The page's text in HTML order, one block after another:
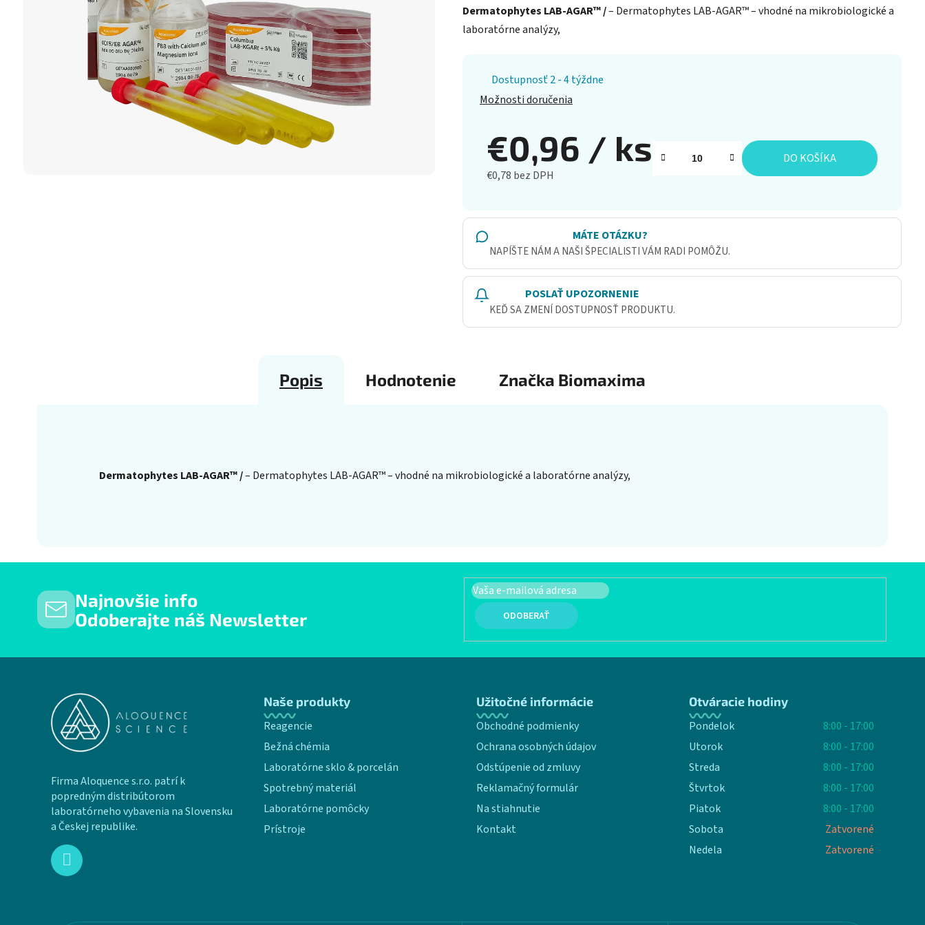
Dermatophytes LAB-AGAR™ /– Dermatophytes LAB-AGAR™ – vhodné na mikrobiologické a
laboratórne analýzy,
Dostupnosť 2 - 4 týždne
Možnosti doručenia
€0,96 / ks
€0,78 bez DPH
DO KOŠÍKA
MÁTE OTÁZKU?
NAPÍŠTE NÁM A NAŠI ŠPECIALISTI VÁM RADI POMÔŽU.
POSLAŤ UPOZORNENIE
KEĎ SA ZMENÍ DOSTUPNOSŤ PRODUKTU.
Popis Hodnotenie Značka Biomaxima
Dermatophytes LAB-AGAR™ /– Dermatophytes LAB-AGAR™ – vhodné na mikrobiologické a laboratórne analýzy,
Najnovšie info
Odoberajte náš Newsletter
PRIHLÁSIŤ SA
Firma Aloquence s.r.o. patrí k
popredným distribútorom
laboratórneho vybavenia na Slovensku
a Českej republike.
Naše produkty
Reagencie
Bežná chémia
Laboratórne sklo & porcelán
Spotrebný materiál
Laboratórne pomôcky
Prístroje
Užitočné informácie
Obchodné podmienky
Ochrana osobných údajov
Odstúpenie od zmluvy
Reklamačný formulár
Na stiahnutie
Kontakt
Otváracie hodiny
Pondelok
8:00 - 17:00
Utorok
8:00 - 17:00
Streda
8:00 - 17:00
Štvrtok
8:00 - 17:00
Piatok
8:00 - 17:00
Sobota
Zatvorené
Nedela
Zatvorené